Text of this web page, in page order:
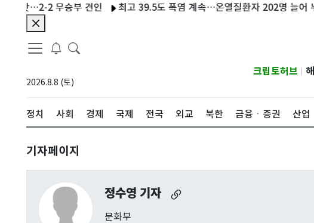
…2-2 무승부 견인 최고 39.5도 폭염 계속…온열질환자 202명 늘어 누적
2026.8.8 (토)
크립토허브
정치 사회 경제 국제 전국 외교 북한 금융ㆍ증권 산업
기자페이지
정수영 기자
문화부